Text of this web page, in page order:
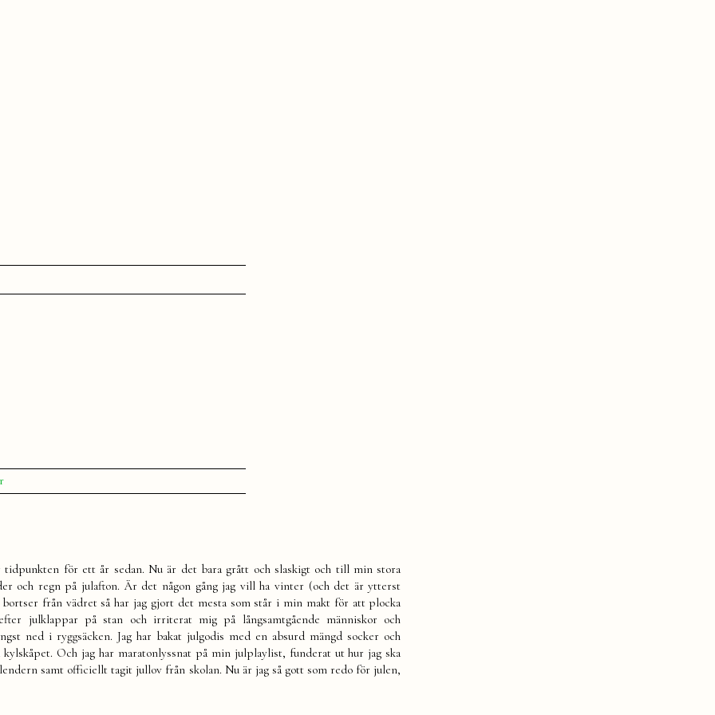
till
Julstök
för ett år sedan. Nu är det bara grått och slaskigt och till min stora
och regn på julafton. Är det någon gång jag vill ha vinter (och det är ytterst
från vädret så har jag gjort det mesta som står i min makt för att plocka
julklappar på stan och irriterat mig på långsamtgående människor och
ned i ryggsäcken. Jag har bakat julgodis med en absurd mängd socker och
Och jag har maratonlyssnat på min julplaylist, funderat ut hur jag ska
samt officiellt tagit jullov från skolan. Nu är jag så gott som redo för julen,